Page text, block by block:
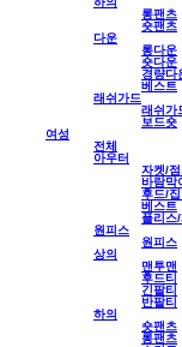
롱팬츠
숏팬츠
다운
롱다운
숏다운
경량다
베스트
래쉬가드
래쉬가
보드숏
여성
전체
아우터
자켓/점
바람막
후드/집
베스트
플리스/
원피스
원피스
상의
맨투맨
후드티
긴팔티
반팔티
하의
숏팬츠
롱팬츠